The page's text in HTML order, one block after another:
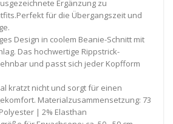
Ergänzung zu
für die Übergangszeit und
Design in coolem Beanie-Schnitt mit
Das hochwertige Rippstrick-
und passt sich jeder Kopfform
kratzt nicht und sorgt für einen
Materialzusammensetzung: 73
| 2% Elasthan